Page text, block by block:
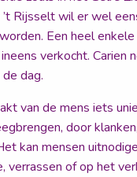
’t Rijsselt wil er wel
Een heel
verkocht. Carien
dag.
van de mens iets
door
kan mensen
verrassen of op het